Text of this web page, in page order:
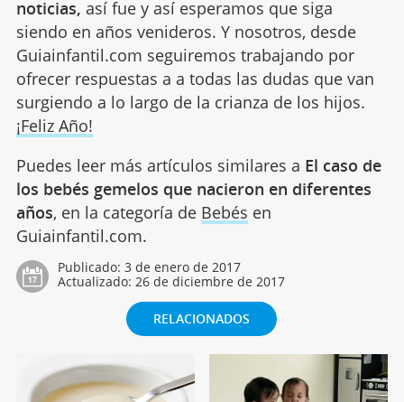
noticias, así fue y así esperamos que siga
siendo en años venideros. Y nosotros, desde
Guiainfantil.com seguiremos trabajando por
ofrecer respuestas a a todas las dudas que van
surgiendo a lo largo de la crianza de los hijos.
¡Feliz Año!
Puedes leer más artículos similares a El caso de
los bebés gemelos que nacieron en diferentes
años, en la categoría de Bebés en
Guiainfantil.com.
Publicado: 3 de enero de 2017
Actualizado: 26 de diciembre de 2017
RELACIONADOS